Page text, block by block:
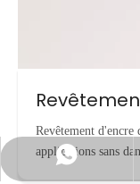
Revêtement
applications sans